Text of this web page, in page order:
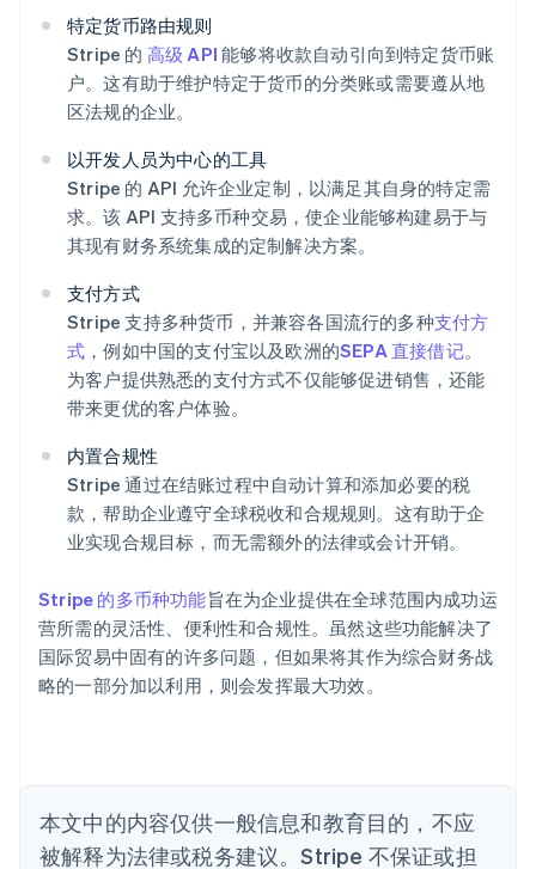
特定货币路由规则
Stripe 的 高级 API 能够将收款自动引向到特定货币账
户。这有助于维护特定于货币的分类账或需要遵从地
区法规的企业。
以开发人员为中心的工具
Stripe 的 API 允许企业定制，以满足其自身的特定需
求。该 API 支持多币种交易，使企业能够构建易于与
其现有财务系统集成的定制解决方案。
支付方式
Stripe 支持多种货币，并兼容各国流行的多种支付方
式 ，例如中国的支付宝以及欧洲的SEPA 直接借记。
为客户提供熟悉的支付方式不仅能够促进销售，还能
带来更优的客户体验。
内置合规性
Stripe 通过在结账过程中自动计算和添加必要的税
款，帮助企业遵守全球税收和合规规则。这有助于企
业实现合规目标，而无需额外的法律或会计开销。
Stripe 的多币种功能旨在为企业提供在全球范围内成功运
营所需的灵活性、便利性和合规性。虽然这些功能解决了
国际贸易中固有的许多问题，但如果将其作为综合财务战
略的一部分加以利用，则会发挥最大功效。
本文中的内容仅供一般信息和教育目的，不应
被解释为法律或税务建议。Stripe 不保证或担
阿联酋
English
English
爱沙尼亚
English
奥地利
DeutschEnglish
English
巴西
PortuguêsEnglish
保加利亚
English
丹麦